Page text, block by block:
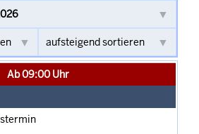
Ab 09:00 Uhr